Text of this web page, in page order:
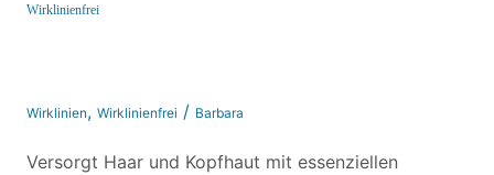
Wirklinienfrei
Wirklinien, Wirklinienfrei / Barbara
Versorgt Haar und Kopfhaut mit essenziellen